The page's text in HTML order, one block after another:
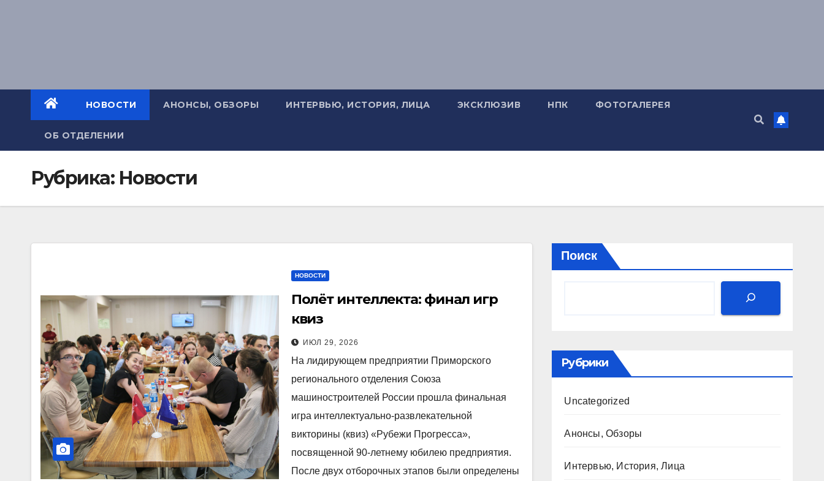
НОВОСТИ АНОНСЫ, ОБЗОРЫ ИНТЕРВЬЮ, ИСТОРИЯ, ЛИЦА ЭКСКЛЮЗИВ НПК ФОТОГАЛЕРЕЯ
ОБ ОТДЕЛЕНИИ
Рубрика: Новости
НОВОСТИ
Полёт интеллекта: финал игр
квиз
ИЮЛ 29, 2026
На лидирующем предприятии Приморского
регионального отделения Союза
машиностроителей России прошла финальная
игра интеллектуально-развлекательной
викторины (квиз) «Рубежи Прогресса»,
посвященной 90-летнему юбилею предприятия.
После двух отборочных этапов были определены
Поиск
Рубрики
Uncategorized
Анонсы, Обзоры
Интервью, История, Лица